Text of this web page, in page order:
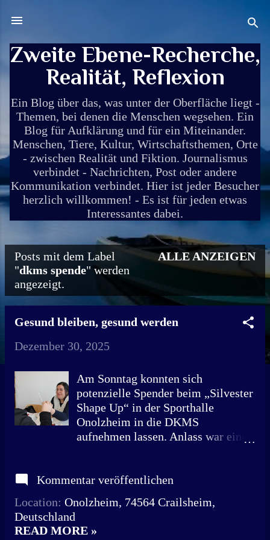
Zweite Ebene-Recherche,
Realität, Reflexion
Ein Blog über das, was unter der Oberfläche liegt -
Themen, bei denen die Menschen wegsehen. Ein
Blog für Aufklärung und für ein Miteinander.
Menschen, Tiere, Kultur, Wirtschaftsthemen, Orte
- zwischen Realität und Fiktion. Journalismus
verbindet - Nachrichten, Post oder andere
Kommunikation verbindet. Hier ist jeder Besucher
herzlich willkommen! - Es ist für jeden etwas
Interessantes dabei.
P
s
Posts mit dem Label
"dkms spende" werden
angezeigt.
ALLE ANZEIGEN
Gesund bleiben, gesund werden
Dezember 30, 2025
Am Sonntag konnten sich
potenzielle Spender beim „Silvester
Shape Up“ in der Sporthalle
Onolzheim in die DKMS
aufnehmen lassen. Anlass war eine
medizinische Fachangestellte Maria
Ehrenamtlichen, die an diesem Tag
Kommentar veröffentlichen
Location: Onolzheim, 74564 Crailsheim,
Deutschland
READ MORE »